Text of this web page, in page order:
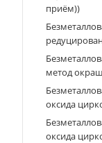
приём))
метод
оксида
оксида